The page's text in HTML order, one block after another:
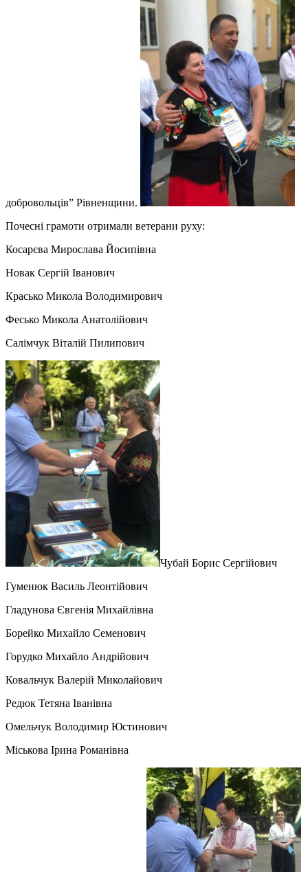
добровольців” Рівненщини.
Почесні грамоти отримали ветерани руху:
Косарєва Мирослава Йосипівна
Новак Сергій Іванович
Красько Микола Володимирович
Фесько Микола Анатолійович
Салімчук Віталій Пилипович
Чубай Борис Сергійович
Гуменюк Василь Леонтійович
Гладунова Євгенія Михайлівна
Борейко Михайло Семенович
Горудко Михайло Андрійович
Ковальчук Валерій Миколайович
Редюк Тетяна Іванівна
Омельчук Володимир Юстинович
Міськова Ірина Романівна